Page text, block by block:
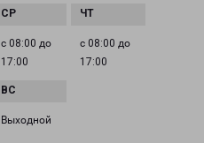
с 08:00 до
17:00
с 08:00 до
17:00
Выходной